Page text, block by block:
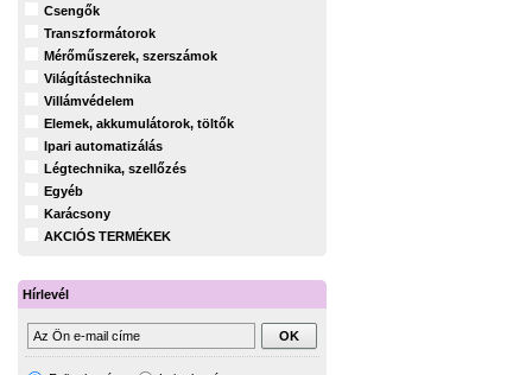
Csengők
Transzformátorok
Mérőműszerek, szerszámok
Világítástechnika
Villámvédelem
Elemek, akkumulátorok, töltők
Ipari automatizálás
Légtechnika, szellőzés
Egyéb
Karácsony
AKCIÓS TERMÉKEK
Hírlevél